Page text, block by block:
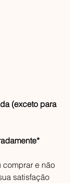
(exceto para
comprar e não
satisfação